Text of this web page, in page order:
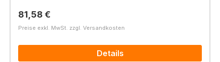
Regulärer Preis:
81,58 €
Preise exkl. MwSt. zzgl. Versandkosten
Details